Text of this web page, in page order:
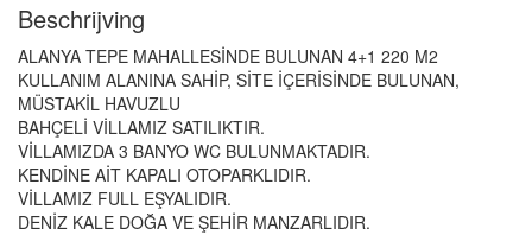
Beschrijving
ALANYA TEPE MAHALLESİNDE BULUNAN 4+1 220 M2
KULLANIM ALANINA SAHİP, SİTE İÇERİSİNDE BULUNAN,
MÜSTAKİL HAVUZLU
BAHÇELİ VİLLAMIZ SATILIKTIR.
VİLLAMIZDA 3 BANYO WC BULUNMAKTADIR.
KENDİNE AİT KAPALI OTOPARKLIDIR.
VİLLAMIZ FULL EŞYALIDIR.
DENİZ KALE DOĞA VE ŞEHİR MANZARLIDIR.